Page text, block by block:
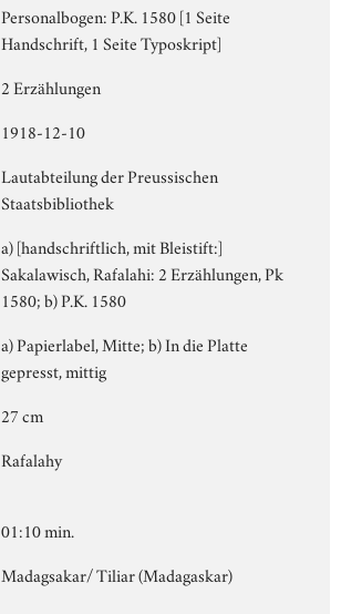
Personalbogen: P.K. 1580 [1 Seite
Handschrift, 1 Seite Typoskript]
2 Erzählungen
1918-12-10
Lautabteilung der Preussischen
Staatsbibliothek
a) [handschriftlich, mit Bleistift:]
Sakalawisch, Rafalahi: 2 Erzählungen, Pk
1580; b) P.K. 1580
a) Papierlabel, Mitte; b) In die Platte
gepresst, mittig
27 cm
Rafalahy
01:10 min.
Madagsakar/ Tiliar (Madagaskar)